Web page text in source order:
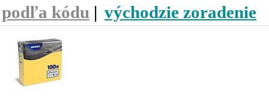
podľa kódu | východzie zoradenie